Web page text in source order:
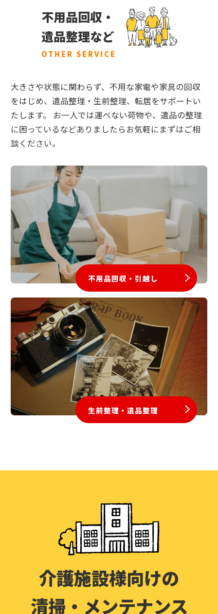
不用品回収・
遺品整理など
OTHER SERVICE
大きさや状態に関わらず、不用な家電や家具の回収
をはじめ、遺品整理・生前整理、転居をサポートい
たします。 お一人では運べない荷物や、遺品の整理
に困っているなどありましたらお気軽にまずはご相
談ください。
不用品回収・引越し
生前整理・遺品整理
介護施設様向けの
清掃・メンテナンス